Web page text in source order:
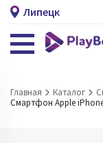
Липецк
Главная Каталог
Смартфон Apple